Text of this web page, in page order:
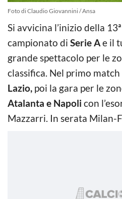
Foto di Claudio Giovannini / Ansa
Si avvicina l’inizio della
campionato di Serie Ae il
grande spettacolo per le
classifica. Nel primo match
Lazio, poi la gara per le
Atalanta e Napoli con
Mazzarri. In serata Milan-